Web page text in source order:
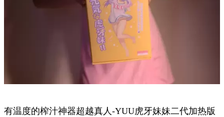
有温度的榨汁神器超越真人-YUU虎牙妹妹二代加热版